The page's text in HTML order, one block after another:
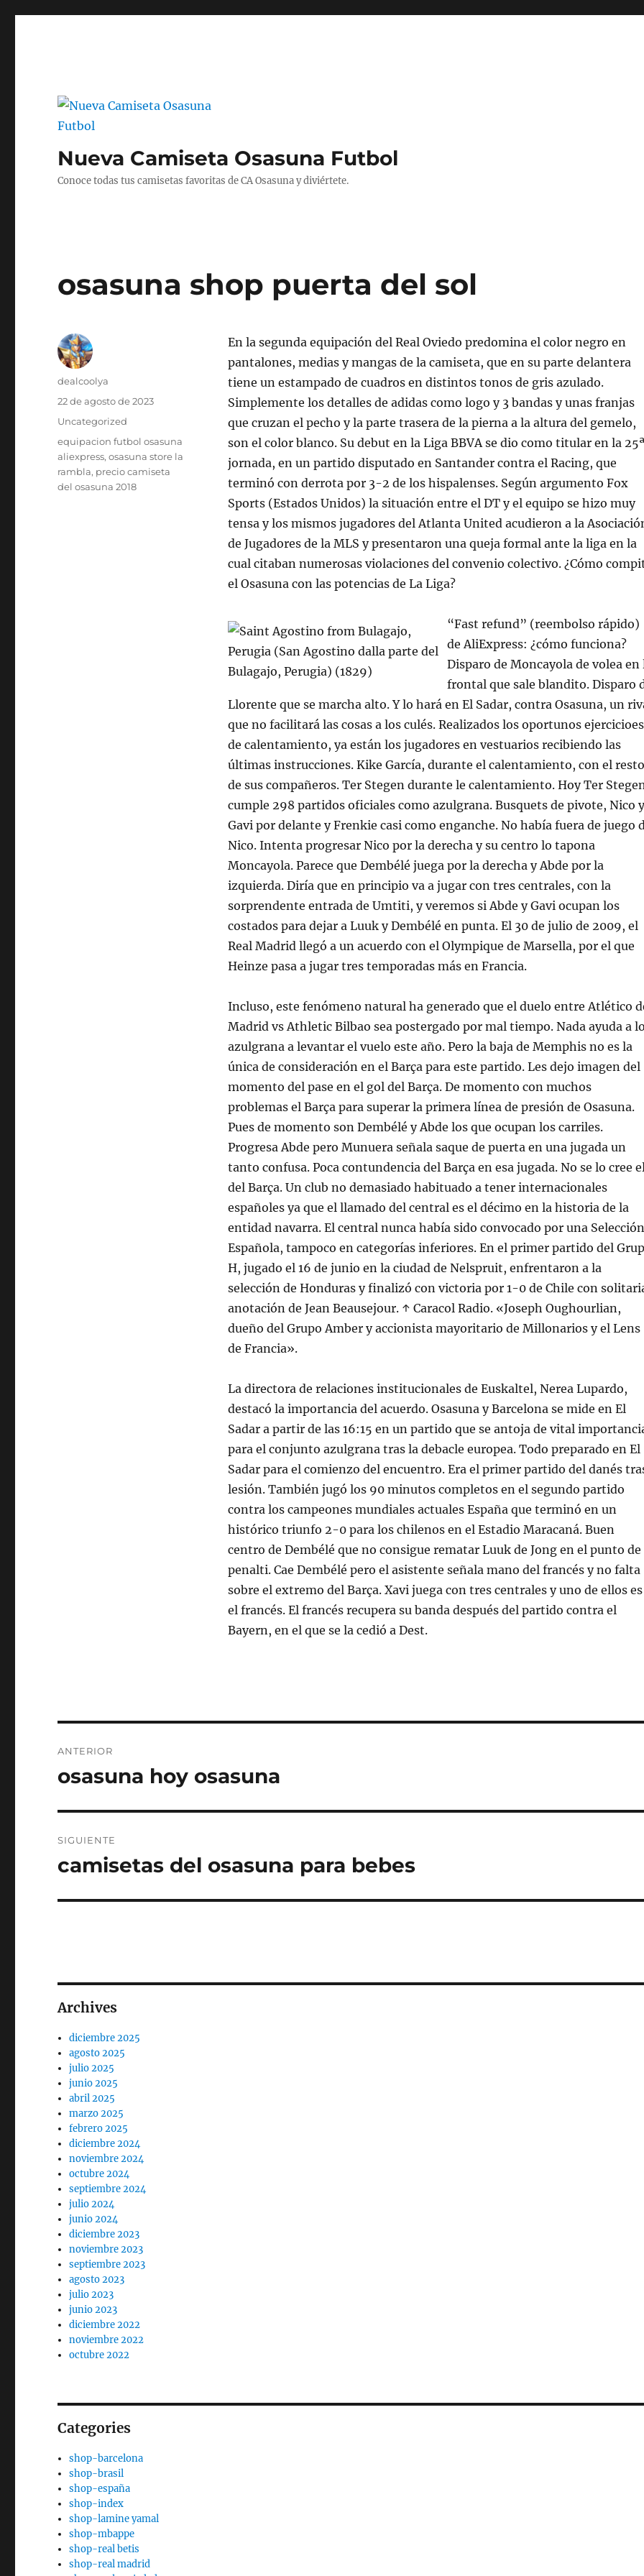
Nueva Camiseta Osasuna Futbol
Conoce todas tus camisetas favoritas de CA Osasuna y diviértete.
osasuna shop puerta del sol
En la segunda equipación del Real Oviedo predomina el color negro en
pantalones, medias y mangas de la camiseta, que en su parte delantera
tiene un estampado de cuadros en distintos tonos de gris azulado.
Simplemente los detalles de adidas como logo y 3 bandas y unas franjas
que cruzan el pecho y la parte trasera de la pierna a la altura del gemelo,
son el color blanco. Su debut en la Liga BBVA se dio como titular en la 25ª
jornada, en un partido disputado en Santander contra el Racing, que
terminó con derrota por 3-2 de los hispalenses. Según argumento Fox
Sports (Estados Unidos) la situación entre el DT y el equipo se hizo muy
tensa y los mismos jugadores del Atlanta United acudieron a la
de Jugadores de la MLS y presentaron una queja formal ante la liga en la
cual citaban numerosas violaciones del convenio colectivo. ¿Cómo
el Osasuna con las potencias de La Liga?
“Fast refund” (reembolso rápido)
de AliExpress: ¿cómo funciona?
Disparo de Moncayola de volea en
frontal que sale blandito. Disparo
Llorente que se marcha alto. Y lo hará en El Sadar, contra Osasuna, un
que no facilitará las cosas a los culés. Realizados los oportunos ejercicioes
de calentamiento, ya están los jugadores en vestuarios recibiendo las
últimas instrucciones. Kike García, durante el calentamiento, con el resto
de sus compañeros. Ter Stegen durante le calentamiento. Hoy Ter
cumple 298 partidos oficiales como azulgrana. Busquets de pivote, Nico y
Gavi por delante y Frenkie casi como enganche. No había fuera de juego
Nico. Intenta progresar Nico por la derecha y su centro lo tapona
Moncayola. Parece que Dembélé juega por la derecha y Abde por la
izquierda. Diría que en principio va a jugar con tres centrales, con la
sorprendente entrada de Umtiti, y veremos si Abde y Gavi ocupan los
costados para dejar a Luuk y Dembélé en punta. El 30 de julio de 2009, el
Real Madrid llegó a un acuerdo con el Olympique de Marsella, por el que
Heinze pasa a jugar tres temporadas más en Francia.
Incluso, este fenómeno natural ha generado que el duelo entre Atlético
Madrid vs Athletic Bilbao sea postergado por mal tiempo. Nada ayuda a
azulgrana a levantar el vuelo este año. Pero la baja de Memphis no es la
única de consideración en el Barça para este partido. Les dejo imagen del
momento del pase en el gol del Barça. De momento con muchos
problemas el Barça para superar la primera línea de presión de Osasuna.
Pues de momento son Dembélé y Abde los que ocupan los carriles.
Progresa Abde pero Munuera señala saque de puerta en una jugada un
tanto confusa. Poca contundencia del Barça en esa jugada. No se lo cree
del Barça. Un club no demasiado habituado a tener internacionales
españoles ya que el llamado del central es el décimo en la historia de la
entidad navarra. El central nunca había sido convocado por una Selección
Española, tampoco en categorías inferiores. En el primer partido del
H, jugado el 16 de junio en la ciudad de Nelspruit, enfrentaron a la
selección de Honduras y finalizó con victoria por 1-0 de Chile con
anotación de Jean Beausejour. ↑ Caracol Radio. «Joseph Oughourlian,
dueño del Grupo Amber y accionista mayoritario de Millonarios y el Lens
de Francia».
La directora de relaciones institucionales de Euskaltel, Nerea Lupardo,
destacó la importancia del acuerdo. Osasuna y Barcelona se mide en El
Sadar a partir de las 16:15 en un partido que se antoja de vital
para el conjunto azulgrana tras la debacle europea. Todo preparado en El
Sadar para el comienzo del encuentro. Era el primer partido del danés
lesión. También jugó los 90 minutos completos en el segundo partido
contra los campeones mundiales actuales España que terminó en un
histórico triunfo 2-0 para los chilenos en el Estadio Maracaná. Buen
centro de Dembélé que no consigue rematar Luuk de Jong en el punto de
penalti. Cae Dembélé pero el asistente señala mano del francés y no falta
sobre el extremo del Barça. Xavi juega con tres centrales y uno de ellos es
el francés. El francés recupera su banda después del partido contra el
Bayern, en el que se la cedió a Dest.
Autor
dealcoolya
Publicado
22 de agosto de 2023
Categorías
Uncategorized
Etiquetas
equipacion futbol osasuna
aliexpress,osasuna store la
rambla, precio camiseta
del osasuna 2018
de
ANTERIOR
Entrada
osasuna hoy osasuna
SIGUIENTE
Entrada
camisetas del osasuna para bebes
Archives
diciembre 2025
agosto 2025
julio 2025
junio 2025
abril 2025
marzo 2025
febrero 2025
diciembre 2024
noviembre 2024
octubre 2024
septiembre 2024
julio 2024
junio 2024
diciembre 2023
noviembre 2023
septiembre 2023
agosto 2023
julio 2023
junio 2023
diciembre 2022
noviembre 2022
octubre 2022
Categories
shop-barcelona
shop-brasil
shop-españa
shop-index
shop-lamine yamal
shop-mbappe
shop-real betis
shop-real madrid